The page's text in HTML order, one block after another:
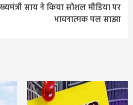
साय ने किया सोशल मीडिया पर
भावनात्मक पल साझा